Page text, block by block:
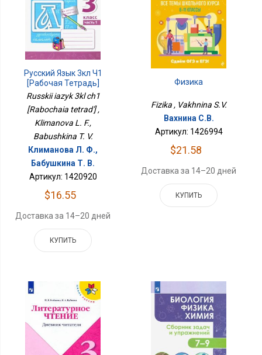
Русский Язык 3кл Ч1
[Рабочая Тетрадь]
Russkii iazyk 3kl ch1
[Rabochaia tetrad'] ,
Klimanova L. F.,
Babushkina T. V.
Климанова Л. Ф.,
Бабушкина Т. В.
Артикул: 1420920
$16.55
Доставка за 14–20 дней
КУПИТЬ
Физика
Fizika , Vakhnina S.V.
Вахнина С.В.
Артикул: 1426994
$21.58
Доставка за 14–20 дней
КУПИТЬ